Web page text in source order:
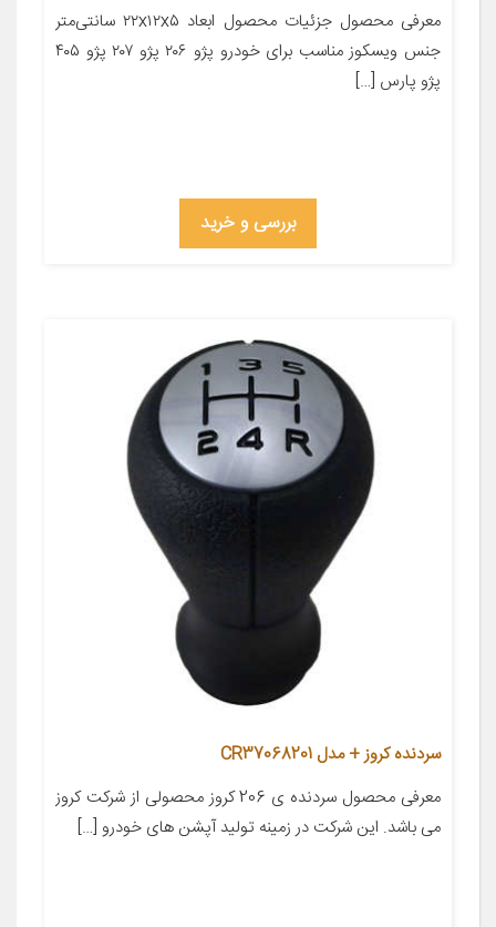
معرفی محصول جزئیات محصول ابعاد ۲۲x۱۲x۵ سانتی‌متر
جنس ویسکوز مناسب برای خودرو پژو ۲۰۶ پژو ۲۰۷ پژو ۴۰۵
پژو پارس […]
بررسی و خرید
سردنده کروز + مدل CR37068201
معرفی محصول سردنده ی 206 کروز محصولی از شرکت کروز
می باشد. این شرکت در زمینه تولید آپشن های خودرو […]